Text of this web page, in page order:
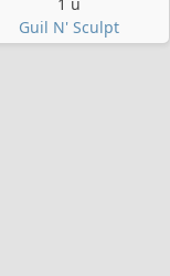
Guil N' Sculpt